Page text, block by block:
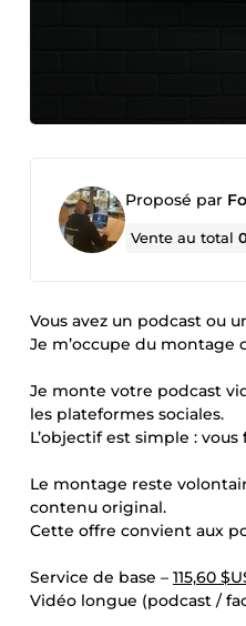
Proposé par
Vente au total
Vous avez un podcast ou
Je m’occupe du montage
Je monte votre podcast
les plateformes sociales.
L’objectif est simple :
Le montage reste
contenu original.
Cette offre convient aux
Service de base – 115,60
Vidéo longue (podcast /